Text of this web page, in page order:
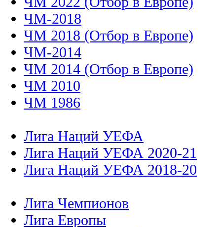
ЧМ-2018
ЧМ 2018 (Отбор в Европе)
ЧМ-2014
ЧМ 2014 (Отбор в Европе)
ЧМ 2010
ЧМ 1986
Лига Наций УЕФА
Лига Наций УЕФА 2020-21
Лига Наций УЕФА 2018-20
Лига Чемпионов
Лига Европы